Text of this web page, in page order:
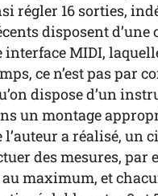
régler 16 sorties,
disposent
MIDI,
ce n’est pas par
dispose d’un
un montage
l’auteur a réalisé,
des mesures, par
maximum, et